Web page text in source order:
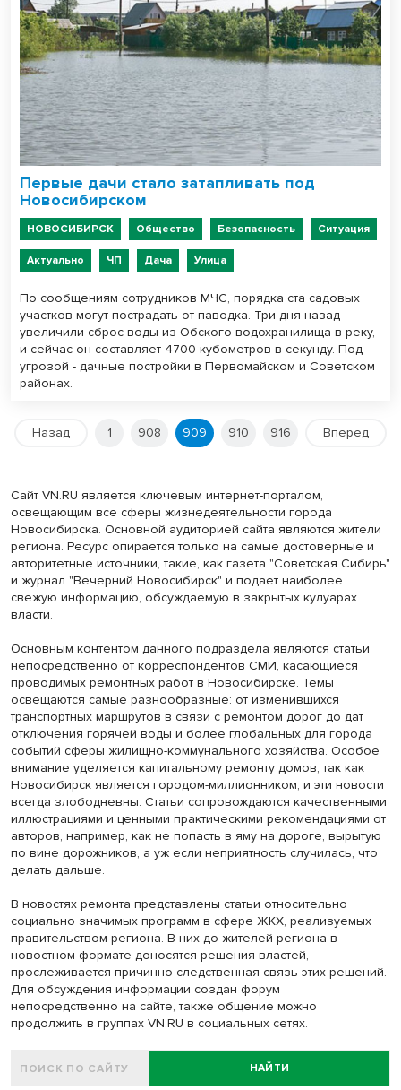
Первые дачи стало затапливать под
Новосибирском
НОВОСИБИРСК Общество Безопасность Ситуация
Актуально ЧП Дача Улица
По сообщениям сотрудников МЧС, порядка ста садовых
участков могут пострадать от паводка. Три дня назад
увеличили сброс воды из Обского водохранилища в реку,
и сейчас он составляет 4700 кубометров в секунду. Под
угрозой - дачные постройки в Первомайском и Советском
районах.
Назад 1 908 909 910 916 Вперед
Сайт VN.RU является ключевым интернет-порталом,
освещающим все сферы жизнедеятельности города
Новосибирска. Основной аудиторией сайта являются жители
региона. Ресурс опирается только на самые достоверные и
авторитетные источники, такие, как газета "Советская Сибирь"
и журнал "Вечерний Новосибирск" и подает наиболее
свежую информацию, обсуждаемую в закрытых кулуарах
власти.
Основным контентом данного подраздела являются статьи
непосредственно от корреспондентов СМИ, касающиеся
проводимых ремонтных работ в Новосибирске. Темы
освещаются самые разнообразные: от изменившихся
транспортных маршрутов в связи с ремонтом дорог до дат
отключения горячей воды и более глобальных для города
событий сферы жилищно-коммунального хозяйства. Особое
внимание уделяется капитальному ремонту домов, так как
Новосибирск является городом-миллионником, и эти новости
всегда злободневны. Статьи сопровождаются качественными
иллюстрациями и ценными практическими рекомендациями от
авторов, например, как не попасть в яму на дороге, вырытую
по вине дорожников, а уж если неприятность случилась, что
делать дальше.
В новостях ремонта представлены статьи относительно
социально значимых программ в сфере ЖКХ, реализуемых
правительством региона. В них до жителей региона в
новостном формате доносятся решения властей,
прослеживается причинно-следственная связь этих решений.
Для обсуждения информации создан форум
непосредственно на сайте, также общение можно
продолжить в группах VN.RU в социальных сетях.
НАЙТИ